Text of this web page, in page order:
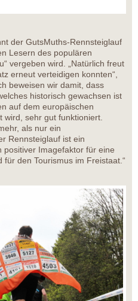
der GutsMuths-Rennsteiglauf
Lesern des populären
vergeben wird. „Natürlich freut
erneut verteidigen konnten“,
beweisen wir damit, dass
historisch gewachsen ist
auf dem europäischen
sehr gut funktioniert.
als nur ein
Rennsteiglauf ist ein
positiver Imagefaktor für eine
den Tourismus im Freistaat.“